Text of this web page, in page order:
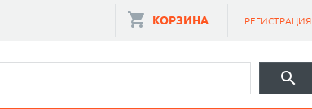
РЕГИСТРАЦИЯ
КОРЗИНА